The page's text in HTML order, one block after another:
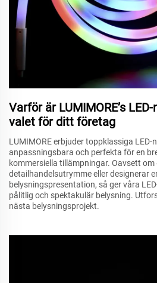
Varför är LUMIMORE’s
valet för ditt företag
LUMIMORE erbjuder toppklassiga LED-
anpassningsbara och perfekta för en
kommersiella tillämpningar. Oavsett
detailhandelsutrymme eller designerar
belysningspresentation, så ger våra
pålitlig och spektakulär belysning.
nästa belysningsprojekt.